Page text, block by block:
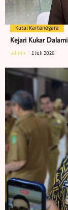
Kutai Kartanegara
Kejari Kukar
admin 1 Juli 2026